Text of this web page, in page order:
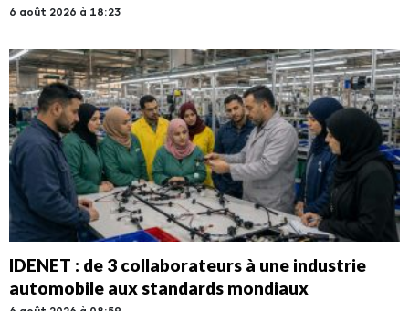
6 août 2026 à 18:23
IDENET : de 3 collaborateurs à une industrie
automobile aux standards mondiaux